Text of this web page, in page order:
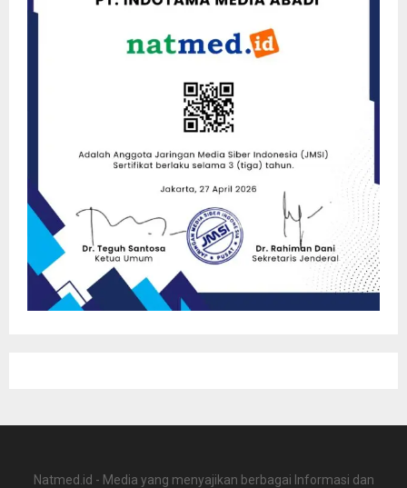
Natmed.id - Media yang menyajikan berbagai Informasi dan